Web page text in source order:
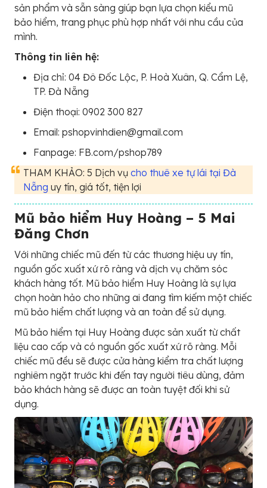
sản phẩm và sẵn sàng giúp bạn lựa chọn kiểu mũ
bảo hiểm, trang phục phù hợp nhất với nhu cầu của
mình.
Thông tin liên hệ:
Địa chỉ: 04 Đô Đốc Lộc, P. Hoà Xuân, Q. Cẩm Lệ,
TP. Đà Nẵng
Điện thoại: 0902 300 827
Email: pshopvinhdien@gmail.com
Fanpage: FB.com/pshop789
THAM KHẢO: 5 Dịch vụ cho thuê xe tự lái tại Đà
Nẵng uy tín, giá tốt, tiện lợi
Mũ bảo hiểm Huy Hoàng – 5 Mai
Đăng Chơn
Với những chiếc mũ đến từ các thương hiệu uy tín,
nguồn gốc xuất xứ rõ ràng và dịch vụ chăm sóc
khách hàng tốt. Mũ bảo hiểm Huy Hoàng là sự lựa
chọn hoàn hảo cho những ai đang tìm kiếm một chiếc
mũ bảo hiểm chất lượng và an toàn để sử dụng.
Mũ bảo hiểm tại Huy Hoàng được sản xuất từ chất
liệu cao cấp và có nguồn gốc xuất xứ rõ ràng. Mỗi
chiếc mũ đều sẽ được cửa hàng kiểm tra chất lượng
nghiêm ngặt trước khi đến tay người tiêu dùng, đảm
bảo khách hàng sẽ được an toàn tuyệt đối khi sử
dụng.